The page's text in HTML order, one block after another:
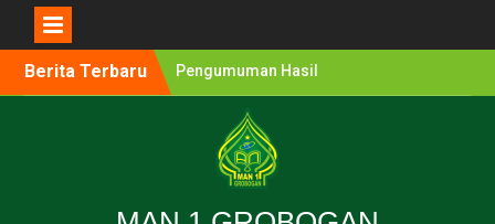
Berita Terbaru
Pengumuman Hasil
Seleksi PMB MAN 1
Grobogan Program
Boarding Sains,
Olimpiade, Tahfidz,
Olahraga Tahun Ajaran
2026-2027